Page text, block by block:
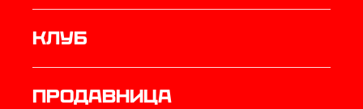
Клуб
продавница